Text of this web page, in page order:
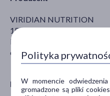
VIRIDIAN NUTRITION
15-17 High March, Daventry
Northampto NN11 4HB
customerCare@viridian-
Dystrybutor
Polityka
W momencie
gromadzone są pliki